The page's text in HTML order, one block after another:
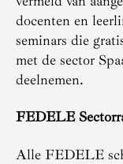
docenten en
seminars die
met de sector
deelnemen.
FEDELE
Alle FEDELE